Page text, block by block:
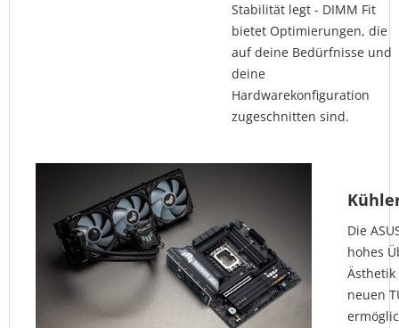
Stabilität legt - DIMM Fit
bietet Optimierungen, die
auf deine Bedürfnisse und
deine
Hardwarekonfiguration
zugeschnitten sind.
Die
hohes
neuen